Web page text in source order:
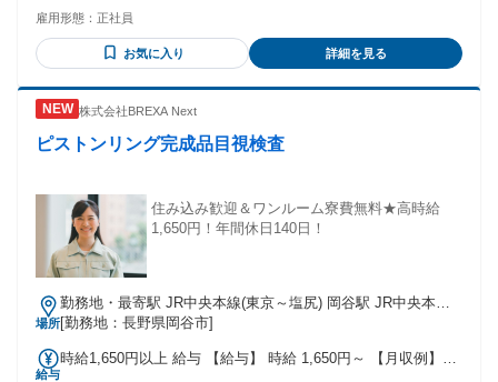
期間：3ヶ月 備考：変更無
御の専門商社として設立を果たし、1977年にはオリエンタル
モーター株式会社と製品販売契約を締結。精密小型モーター
をはじめ、ステッピングモーターやACサーボモーター、
1987年の岡谷営業所(長野県)開設を皮切りに、入間営業所(埼
玉県)/下松オフィス(山口県)/新潟営業所(新潟県)/我孫子営業所
(千葉県)と、順調に活動領域を拡大させています。 学歴・資
雇用形態： 正社員
お気に入り 詳細を見る
株式会社BREXA Next
ピストンリング完成品目視検査
住み込み歓迎＆ワンルーム寮費無料★高時給
1,650円！年間休日140日！
場所
勤務地・最寄駅 JR中央本線(東京～塩尻) 岡谷駅 JR中央本線
(東京～塩尻)/岡谷駅,車,10分 ※長野道岡谷ICから車で5分 ※今
円)
[勤務地：長野県岡谷市]
給与
時給1,650円以上 給与 【給与】 時給 1,650円～ 【月収例】